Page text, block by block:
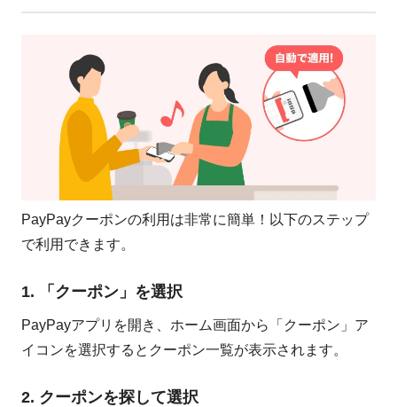
PayPayクーポンの利用は非常に簡単！以下のステップ
で利用できます。
1. 「クーポン」を選択
PayPayアプリを開き、ホーム画面から「クーポン」ア
イコンを選択するとクーポン一覧が表示されます。
2. クーポンを探して選択